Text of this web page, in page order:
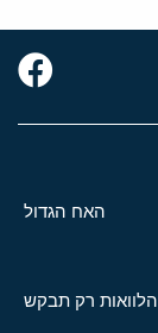
האח הגדול
הלוואות רק תבקש